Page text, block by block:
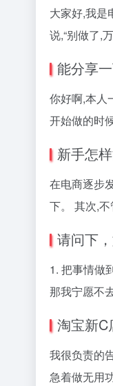
大家好,我是
说,“别做了,
能分享
你好啊,本人
开始做的时
新手怎
在电商逐步
下。 其次,不
请问下
1. 把事情做
那我宁愿不
淘宝新C
我很负责的
急着做无用